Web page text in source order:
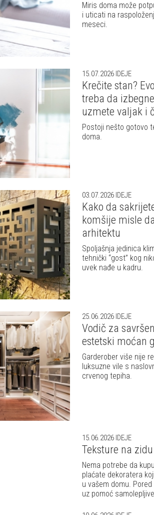
Miris doma može
i uticati na
meseci.
15.07.2026 IDEJE
Krečite stan?
treba da
uzmete valjak i
Postoji nešto gotovo
doma.
03.07.2026 IDEJE
Kako da
komšije misle
arhitektu
Spoljašnja jedinica
tehnički “gost” kog
uvek nađe u kadru.
25.06.2026 IDEJE
Vodič za
estetski moćan
Garderober više nije
luksuzne vile s
crvenog tepiha.
15.06.2026 IDEJE
Teksture na
Nema potrebe da
plaćate dekoratera
u vašem domu.
uz pomoć